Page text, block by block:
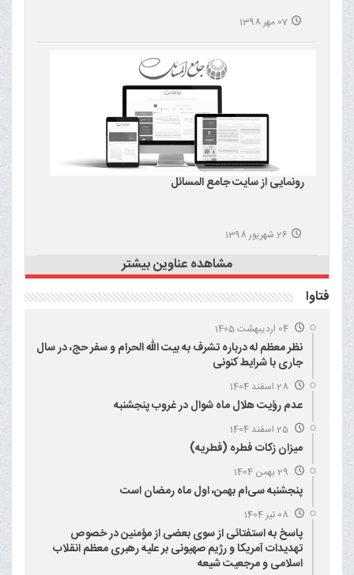
07 مهر 1398
رونمایی از سایت جامع المسائل
26 شهریور 1398
مشاهده عناوین بیشتر
فتاوا
04 اردیبهشت 1405
نظر معظم له درباره تشرف به بیت الله الحرام و سفر حج، در سال
جاری با شرایط کنونی
28 اسفند 1404
عدم رؤیت هلال ماه شوال در غروب پنجشنبه
25 اسفند 1404
میزان زکات فطره (فطریه)
29 بهمن 1404
پنجشنبه سی‌ام بهمن، اول ماه رمضان است
08 تیر 1404
پاسخ به استفتائی از سوی بعضی از مؤمنین در خصوص
تهدیدات آمریکا و رژیم صهیونی بر علیه رهبری معظم انقلاب
اسلامی و مرجعیت شیعه